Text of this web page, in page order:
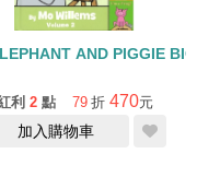
LIKE READING
AND PIGGIE
利 2 點 79 折 470元
加入購物車